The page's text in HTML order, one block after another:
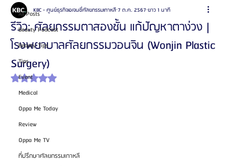
All Posts
Beauty Podcast
Beauty Tips
Tips
Event
Medical
Oppa Me Today
Review
Oppa Me TV
ที่ปรึกษาศัลยกรรมเกาหลี
รีวิว: ศัลยกรรมตาสองชั้น แก้ปัญหาตาง่วง |
โรงพยาบาลศัลยกรรมวอนจิน (Wonjin Plastic
Surgery)
KBC - ศูนย์ธุรกิจเอเจนซี่ศัลยกรรมเกาหลี 7 ต.ค. 2567 ยาว 1 นาที
ได้รับ NaN เต็ม 5 ดาว